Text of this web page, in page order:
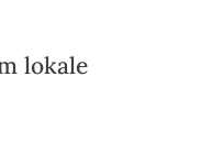
lokale